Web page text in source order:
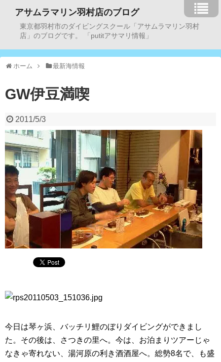
アサムラマリン羽村店のブログ
東京都羽村市のダイビングスクール「アサムラマリン羽村
店」のブログです。 「putitアサマリ情報」
ホーム 最新海情報
GW伊豆満喫
2011/5/3
今日は琴ヶ浜、バッチリ鯉のぼりダイビングができまし
た。その後は、さつきの里へ。今は、お泊まりツアーじゃ
なきゃ寄れない、湯河原の利き酒酒屋へ。総勢8名で、も盛